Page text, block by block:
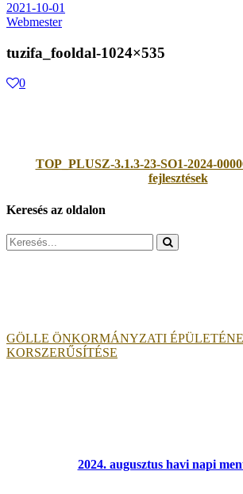
2021-10-01
Webmester
tuzifa_fooldal-1024×535
0
TOP_PLUSZ-3.1.3-23-SO1-2024-
fejlesztések
Keresés az oldalon
Search
for:
GÖLLE ÖNKORMÁNYZATI
KORSZERŰSÍTÉSE
2024. augusztus havi napi